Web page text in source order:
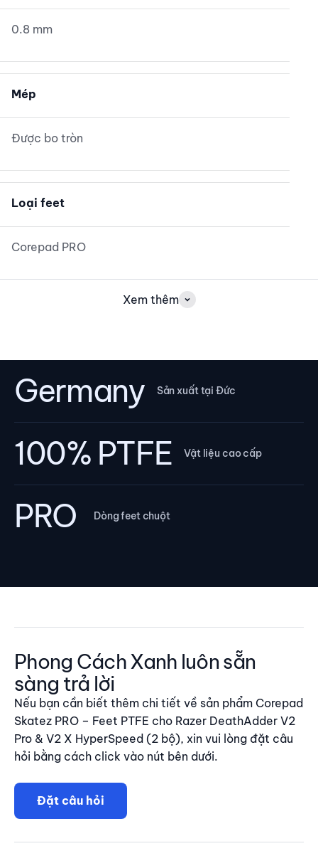
0.8 mm
Mép
Được bo tròn
Loại feet
Corepad PRO
Xem thêm
Germany Sản xuất tại Đức
100% PTFE Vật liệu cao cấp
PRO Dòng feet chuột
Phong Cách Xanh luôn sẵn
sàng trả lời
Nếu bạn cần biết thêm chi tiết về sản phẩm Corepad
Skatez PRO – Feet PTFE cho Razer DeathAdder V2
Pro & V2 X HyperSpeed (2 bộ), xin vui lòng đặt câu
hỏi bằng cách click vào nút bên dưới.
Đặt câu hỏi